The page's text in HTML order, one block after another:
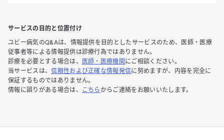
サービスの目的と位置付け
ユビー病気のQ&Aは、情報提供を目的としたサービスのため、医師・医療
従事者等による情報提供は診療行為ではありません。
診療を必要とする場合は、
医師・医療機関 にご相談ください。
当サービスは、信頼性および正確な情報発信に努めますが、内容を完全に
保証するものではありません。
情報に誤りがある場合は、
こちら からご連絡をお願いいたします。